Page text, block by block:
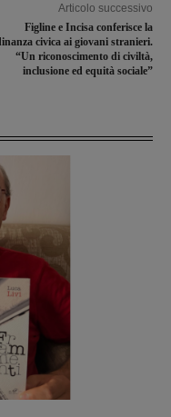
Articolo successivo
Figline e Incisa conferisce la
civica ai giovani stranieri.
“Un riconoscimento di civiltà,
inclusione ed equità sociale”